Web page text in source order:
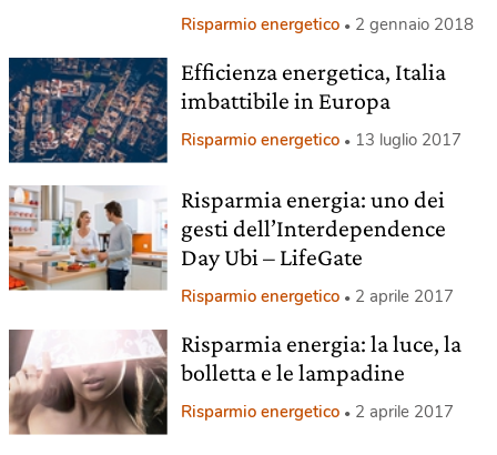
Risparmio energetico 2 gennaio 2018
Efficienza energetica, Italia
imbattibile in Europa
Risparmio energetico 13 luglio 2017
Risparmia energia: uno dei
gesti dell’Interdependence
Day Ubi – LifeGate
Risparmio energetico 2 aprile 2017
Risparmia energia: la luce, la
bolletta e le lampadine
Risparmio energetico 2 aprile 2017